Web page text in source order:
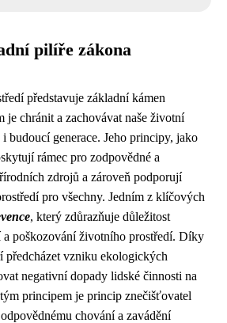
pilíře zákona
představuje základní kámen
je chránit a zachovávat naše životní
i budoucí generace. Jeho principy, jako
rámec pro zodpovědné a
zdrojů a zároveň podporují
pro všechny. Jedním z klíčových
, který zdůrazňuje důležitost
a poškozování životního prostředí. Díky
předcházet vzniku ekologických
negativní dopady lidské činnosti na
principem je princip znečišťovatel
chování a zavádění